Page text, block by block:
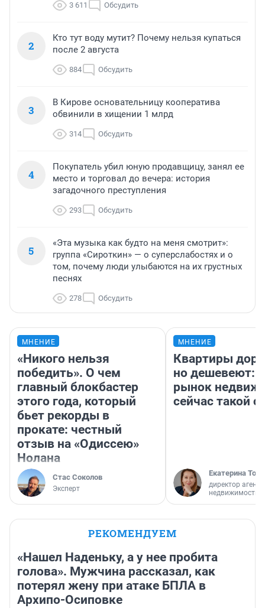
3 611 Обсудить
2
Кто тут воду мутит? Почему нельзя купаться
после 2 августа
884 Обсудить
3
В Кирове основательницу кооператива
обвинили в хищении 1 млрд
314 Обсудить
4
Покупатель убил юную продавщицу, занял ее
место и торговал до вечера: история
загадочного преступления
293 Обсудить
5
«Эта музыка как будто на меня смотрит»:
группа «Сироткин» — о суперслабостях и о
том, почему люди улыбаются на их грустных
песнях
278 Обсудить
МНЕНИЕ
«Никого нельзя
победить». О чем
главный блокбастер
этого года, который
бьет рекорды в
прокате: честный
отзыв на «Одиссею»
Нолана
Стас Соколов
Эксперт
МНЕНИЕ
Квартиры
но дешевеют:
рынок
сейчас такой
Екатерина
директор
недвижимости
РЕКОМЕНДУЕМ
«Нашел Наденьку, а у нее пробита
голова». Мужчина рассказал, как
потерял жену при атаке БПЛА в
Архипо-Осиповке